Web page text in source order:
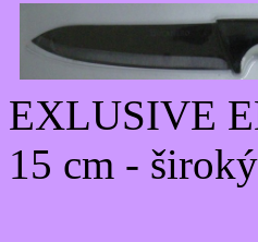
EXLUSIVE
15 cm - široký